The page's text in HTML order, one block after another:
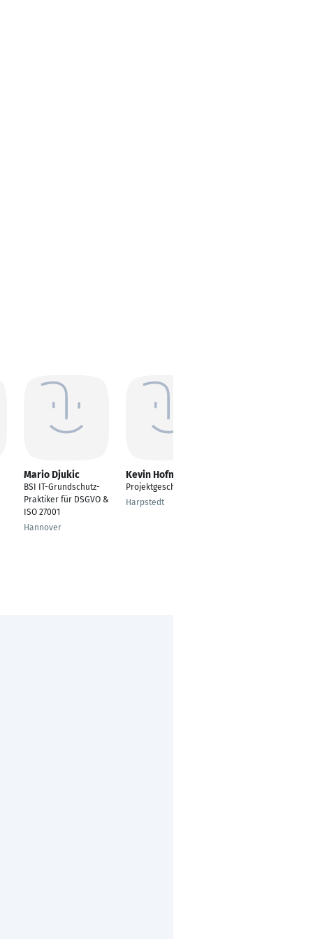
Mario Djukic
BSI IT-Grundschutz-
Praktiker für DSGVO &
ISO 27001
Hannover
Kevin Hofmann
Projektgeschäft
Harpstedt